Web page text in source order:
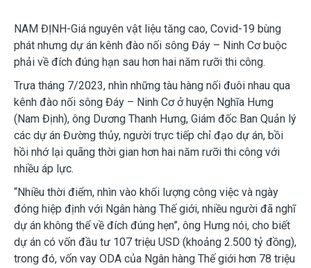
NAM ĐỊNH-Giá nguyên vật liệu tăng cao, Covid-19 bùng
phát nhưng dự án kênh đào nối sông Đáy – Ninh Cơ buộc
phải về đích đúng hạn sau hơn hai năm rưỡi thi công.
Trưa tháng 7/2023, nhìn những tàu hàng nối đuôi nhau qua
kênh đào nối sông Đáy – Ninh Cơ ở huyện Nghĩa Hưng
(Nam Định), ông Dương Thanh Hưng, Giám đốc Ban Quản lý
các dự án Đường thủy, người trực tiếp chỉ đạo dự án, bồi
hồi nhớ lại quãng thời gian hơn hai năm rưỡi thi công với
nhiều áp lực.
“Nhiều thời điểm, nhìn vào khối lượng công việc và ngày
đóng hiệp định với Ngân hàng Thế giới, nhiều người đã nghĩ
dự án không thể về đích đúng hẹn”, ông Hưng nói, cho biết
dự án có vốn đầu tư 107 triệu USD (khoảng 2.500 tỷ đồng),
trong đó, vốn vay ODA của Ngân hàng Thế giới hơn 78 triệu